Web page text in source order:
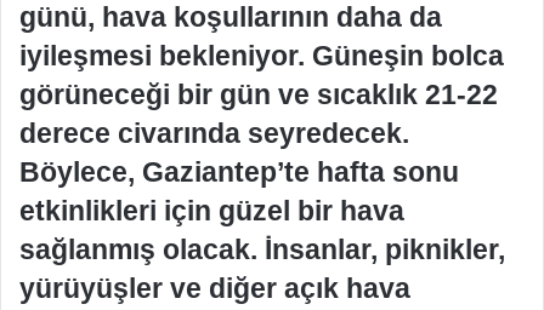
günü, hava koşullarının daha da
iyileşmesi bekleniyor. Güneşin bolca
görüneceği bir gün ve sıcaklık 21-22
derece civarında seyredecek.
Böylece, Gaziantep’te hafta sonu
etkinlikleri için güzel bir hava
sağlanmış olacak. İnsanlar, piknikler,
yürüyüşler ve diğer açık hava